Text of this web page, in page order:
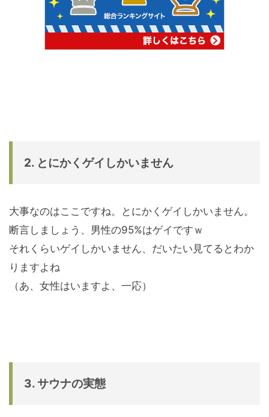
2. とにかくゲイしかいません
大事なのはここですね。とにかくゲイしかいません。
断言しましょう、男性の95%はゲイですｗ
それくらいゲイしかいません、だいたい見てるとわか
りますよね
（あ、女性はいますよ、一応）
3. サウナの実態